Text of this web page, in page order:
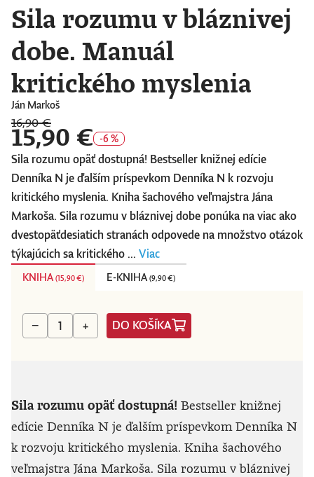
Sila rozumu v bláznivej
dobe. Manuál
kritického myslenia
Ján Markoš
16,90 €
15,90 € -6 %
Sila rozumu opäť dostupná! Bestseller knižnej edície
Denníka N je ďalším príspevkom Denníka N k rozvoju
kritického myslenia. Kniha šachového veľmajstra Jána
Markoša. Sila rozumu v bláznivej dobe ponúka na viac ako
dvestopäťdesiatich stranách odpovede na množstvo otázok
týkajúcich sa kritického ... Viac
KNIHA (15,90 €) E-KNIHA (9,90 €)
− + DO KOŠÍKA
Sila rozumu opäť dostupná! Bestseller knižnej
edície Denníka N je ďalším príspevkom Denníka N
k rozvoju kritického myslenia. Kniha šachového
veľmajstra Jána Markoša. Sila rozumu v bláznivej